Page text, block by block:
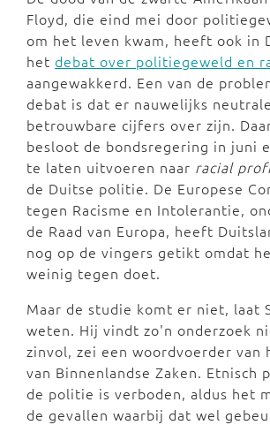
Floyd, die eind mei door
om het leven kwam, heeft ook in
het debat over politiegeweld en
aangewakkerd. Een van de
debat is dat er nauwelijks
betrouwbare cijfers over zijn.
besloot de bondsregering in juni
te laten uitvoeren naar racial
de Duitse politie. De Europese
tegen Racisme en Intolerantie,
de Raad van Europa, heeft
nog op de vingers getikt omdat
weinig tegen doet.
Maar de studie komt er niet, laat
weten. Hij vindt zo'n onderzoek
zinvol, zei een woordvoerder van
van Binnenlandse Zaken. Etnisch
de politie is verboden, aldus het
de gevallen waarbij dat wel